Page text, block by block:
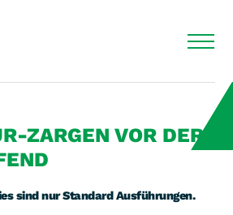
ZARGEN VOR DER
sind nur Standard Ausführungen.